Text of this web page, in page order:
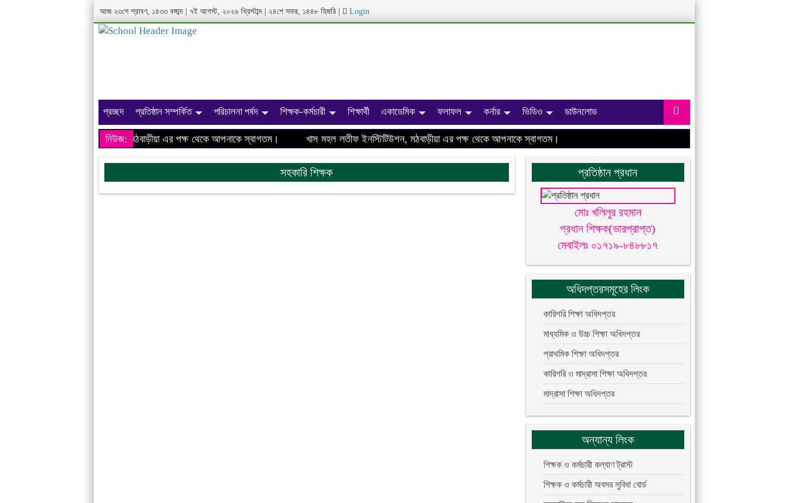
আজ ২৩শে শ্রাবণ, ১৪৩৩ বঙ্গাব্দ | ৭ই আগস্ট, ২০২৬ খ্রিস্টাব্দ | ২৪শে সফর, ১৪৪৮ হিজরি Login
প্রচ্ছদ প্রতিষ্ঠান সম্পর্কিত পরিচালনা পর্ষদ শিক্ষক-কর্মচারী শিক্ষার্থী একাডেমিক ফলাফল কর্নার ভিডিও ডাউনলোড
নিউজ: খাস মহল লতীফ ইনস্টিটিউশন, মঠবাড়ীয়া এর পক্ষ থেকে আপনাকে স্বাগতম।
খাস মহল লতীফ ইনস্টিটিউশন, মঠবাড়ীয়া এর পক্ষ থেকে আপনাকে স্বাগতম।
সহকারি শিক্ষক প্রতিষ্ঠান প্রধান
মোঃ খলিলুর রহমান
প্রধান শিক্ষক(ভারপ্রাপ্ত)
মেবাইলঃ ০১৭১৯-৮৪৮৮১৭
অধিদপ্তরসমূহের লিংক
কারিগরি শিক্ষা অধিদপ্তর
মাধ্যমিক ও উচ্চ শিক্ষা অধিদপ্তর
প্রাথমিক শিক্ষা অধিদপ্তর
কারিগরি ও মাদ্রাসা শিক্ষা অধিদপ্তর
মাদ্রাসা শিক্ষা অধিদপ্তর
অন্যান্য লিংক
শিক্ষক ও কর্মচারী কল্যাণ ট্রাস্ট
শিক্ষক ও কর্মচারী অবসর সুবিধা বোর্ড